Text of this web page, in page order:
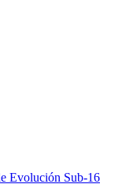
Evolución Sub-16